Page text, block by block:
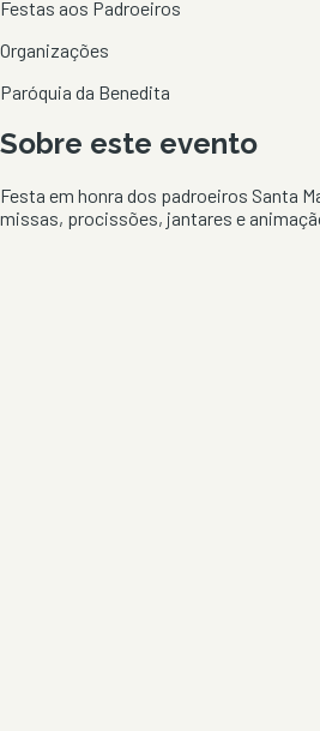
Festas aos Padroeiros
Organizações
Paróquia da Benedita
Sobre este evento
Festa em honra dos padroeiros Santa
missas, procissões, jantares e